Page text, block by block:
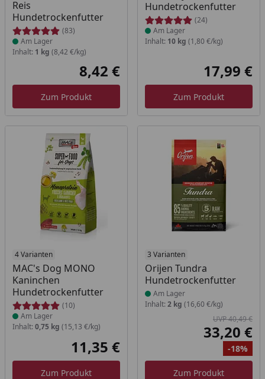
Reis
Hundetrockenfutter
(83)
Am Lager
Inhalt: 1 kg (8,42 €/kg)
Aktueller Preis
8,42 €
Zum Produkt
Hundetrockenfutter
(24)
Am Lager
Inhalt: 10 kg (1,80 €/kg)
17,99 €
Zum Produkt
4 Varianten
MAC's Dog MONO
Kaninchen
Hundetrockenfutter
(10)
Produkt am Lager
Am Lager
Inhalt: 0,75 kg (15,13 €/kg)
Aktueller Preis
11,35 €
Zum Produkt
3 Varianten
Orijen Tundra
Hundetrockenfutter
Produkt am Lager
Am Lager
Inhalt: 2 kg (16,60 €/kg)
UVP 40,49 €
33,20 €
-18%
Zum Produkt